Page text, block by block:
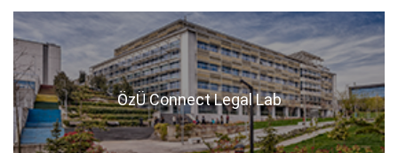
ÖzÜ Connect Legal Lab